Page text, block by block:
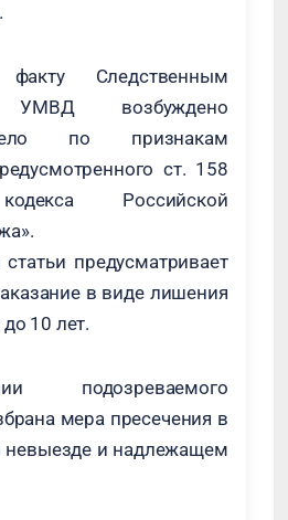
Следственным
УМВД возбуждено
по признакам
ст. 158
Российской
предусматривает
в виде лишения
10 лет.
подозреваемого
мера пресечения в
невыезде и надлежащем